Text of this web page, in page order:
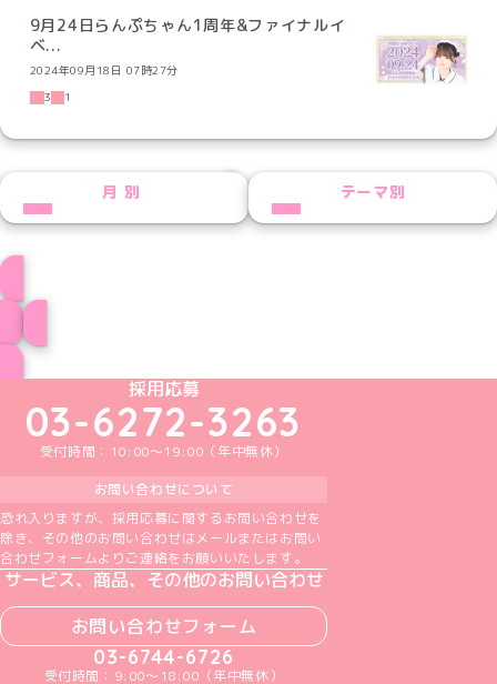
9月24日らんぷちゃん1周年&ファイナルイ
ベ...
2024年09月18日 07時27分
3
1
NEXT
月別 テーマ別
めいどりーみんTikTok公式アカウント
めいどりーみんX公式アカウント
めいどりーみんInstagram公式アカウント
めいどりーみんFacebook公式アカウン
めいどりーみんYouTube公式アカ
採用応募
03-6272-3263
受付時間：10:00～19:00（年中無休）
お問い合わせについて
恐れ入りますが、採用応募に関するお問い合わせを
除き、その他のお問い合わせはメールまたはお問い
合わせフォームよりご連絡をお願いいたします。
サービス、商品、その他のお問い合わせ
お問い合わせフォーム
03-6744-6726
受付時間：9:00～18:00（年中無休）